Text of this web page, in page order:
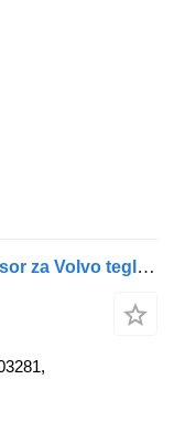
Volvo 22016995 pneumatski kompresor za Volvo tegljača